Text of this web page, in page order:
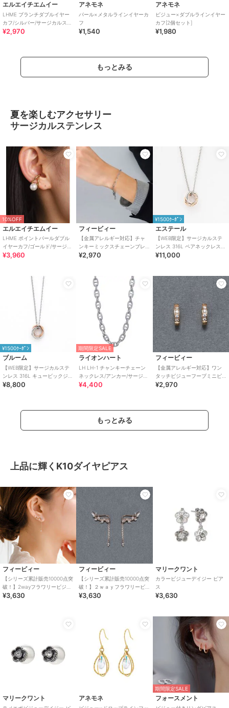
エルエイチエムイー
LHME ブランチダブルイヤー
カフ/シルバー/サージカルステ
ンレス 金属アレルギー対応
¥2,970
アネモネ
パール×メタルラインイヤーカ
フ
¥1,540
アネモネ
ビジュー×ダブルラインイヤー
カフ[2個セット]
¥1,980
もっとみる
夏を楽しむアクセサリー
サージカルステンレス
10%OFF
エルエイチエムイー
LHME ポイントパールダブル
イヤーカフ/ゴールド/サージカ
ルステンレス 金属アレルギー
¥3,960
フィービィー
【金属アレルギー対応】チャ
ンキーミックスチェーンブレ
スレット シルバー/サージカ
¥2,970
¥1500ｸｰﾎﾟﾝ
エステール
【WEB限定】サージカルステ
ンレス 316L ペアネックレス
（レディース）
¥11,000
¥1500ｸｰﾎﾟﾝ
ブルーム
【WEB限定】サージカルステ
ンレス 316L キュービックジル
コニア ペアネックレス（レデ
¥8,800
期間限定SALE
ライオンハート
LH LH-1 チャンキーチェーン
ネックレス/アンカー/サージカ
ルステンレス 金属アレルギー
¥4,400
フィービィー
【金属アレルギー対応】ワン
タッチビジューフープミニピ
アス ローズゴールド/サージ
¥2,970
もっとみる
上品に輝くK10ダイヤピアス
フィービィー
【シリーズ累計販売10000点突
破！】2wayフラワリービジュ
ーピアス＆イヤリング ゴー
¥3,630
フィービィー
【シリーズ累計販売10000点突
破！】２ｗａｙフラワリービ
ジューピアス＆イヤリング
¥3,630
マリークワント
カラービジューデイジー ピア
ス
¥3,630
マリークワント アネモネ
期間限定SALE
フォースメント